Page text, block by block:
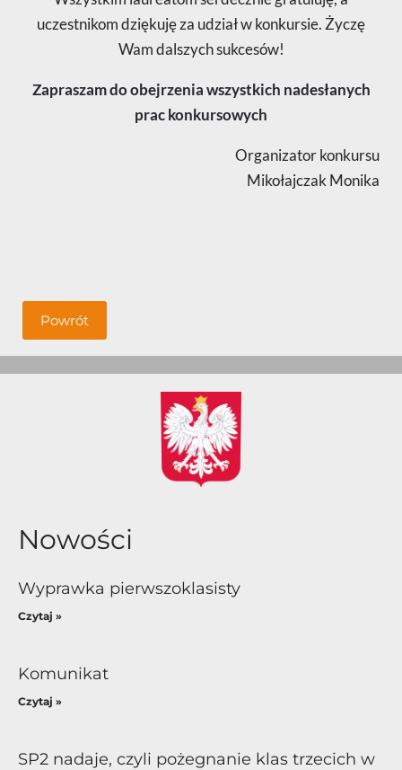
uczestnikom dziękuję za udział w konkursie. Życzę
Wam dalszych sukcesów!
Zapraszam do obejrzenia wszystkich nadesłanych
prac konkursowych
Organizator konkursu
Mikołajczak Monika
Powrót
Nowości
Wyprawka pierwszoklasisty
Czytaj »
Komunikat
Czytaj »
SP2 nadaje, czyli pożegnanie klas trzecich w